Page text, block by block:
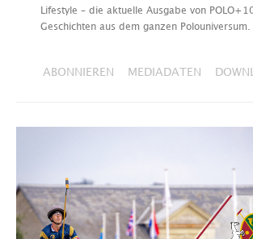
Lifestyle – die aktuelle Ausgabe von
Geschichten aus dem ganzen Polouniversum.
ABONNIEREN MEDIADATEN